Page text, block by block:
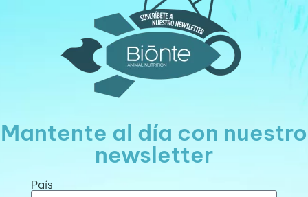
Mantente al día con nuestro
newsletter
País